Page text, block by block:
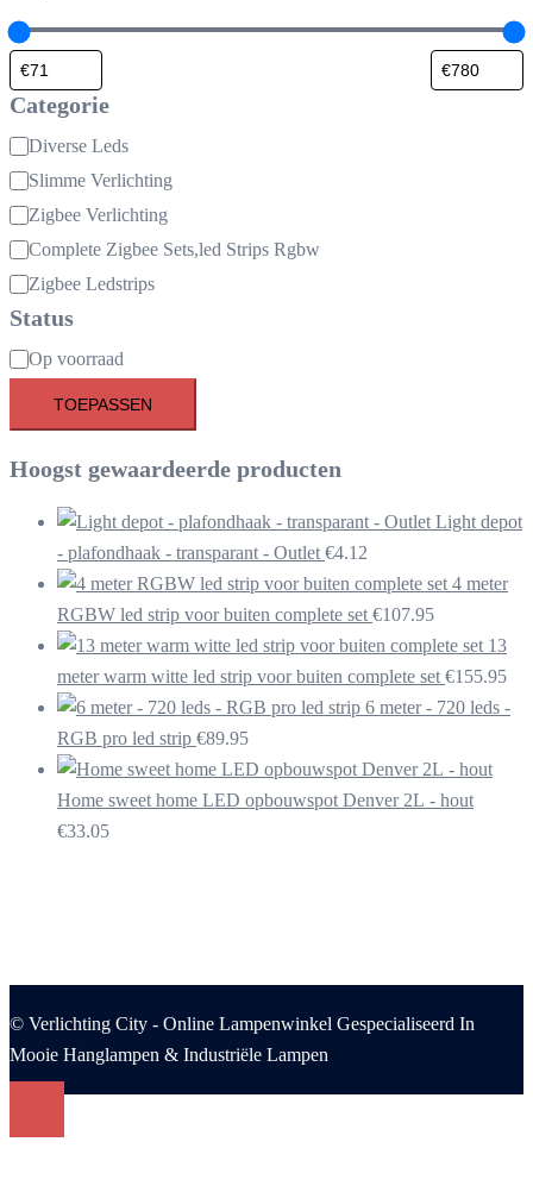
Categorie
Categorie
Diverse Leds
Slimme Verlichting
Zigbee Verlichting
Complete Zigbee Sets,led Strips Rgbw
Zigbee Ledstrips
Status
Beschikbaarheid
Op voorraad
TOEPASSEN
Hoogst gewaardeerde producten
Light depot
- plafondhaak - transparant - Outlet €4.12
4 meter
RGBW led strip voor buiten complete set €107.95
13
meter warm witte led strip voor buiten complete set €155.95
6 meter - 720 leds -
RGB pro led strip €89.95
Home sweet home LED opbouwspot Denver 2L - hout
€33.05
© Verlichting City - Online Lampenwinkel Gespecialiseerd In
Mooie Hanglampen & Industriële Lampen